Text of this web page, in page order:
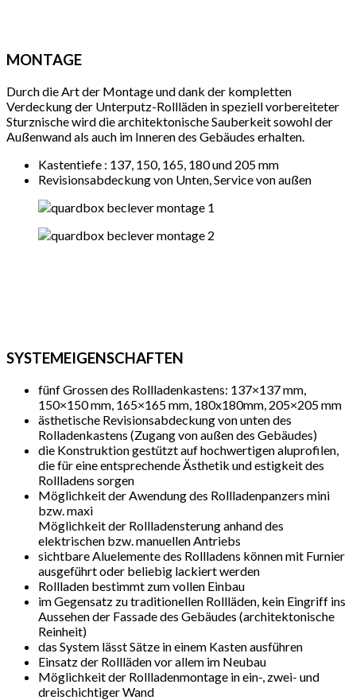
MONTAGE
Durch die Art der Montage und dank der kompletten
Verdeckung der Unterputz-Rollläden in speziell vorbereiteter
Sturznische wird die architektonische Sauberkeit sowohl der
Außenwand als auch im Inneren des Gebäudes erhalten.
Kastentiefe : 137, 150, 165, 180 und 205 mm
Revisionsabdeckung von Unten, Service von außen
SYSTEMEIGENSCHAFTEN
fünf Grossen des Rollladenkastens: 137×137 mm,
150×150 mm, 165×165 mm, 180x180mm, 205×205 mm
ästhetische Revisionsabdeckung von unten des
Rolladenkastens (Zugang von außen des Gebäudes)
die Konstruktion gestützt auf hochwertigen aluprofilen,
die für eine entsprechende Ästhetik und estigkeit des
Rollladens sorgen
Möglichkeit der Awendung des Rollladenpanzers mini
bzw. maxi
Möglichkeit der Rollladensterung anhand des
elektrischen bzw. manuellen Antriebs
sichtbare Aluelemente des Rollladens können mit Furnier
ausgeführt oder beliebig lackiert werden
Rollladen bestimmt zum vollen Einbau
im Gegensatz zu traditionellen Rollläden, kein Eingriff ins
Aussehen der Fassade des Gebäudes (architektonische
Reinheit)
das System lässt Sätze in einem Kasten ausführen
Einsatz der Rollläden vor allem im Neubau
Möglichkeit der Rollladenmontage in ein-, zwei- und
dreischichtiger Wand